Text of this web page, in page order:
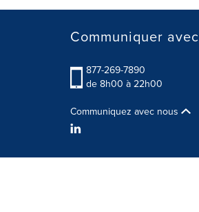
Communiquer
877-269-7890
de 8h00 à 22h00
Communiquez avec nous